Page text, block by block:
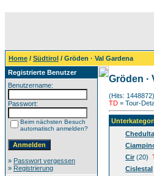
Home / Südtirol / Gröden · Val Gardena
Registrierte Benutzer
Benutzername:
Passwort:
Beim nächsten Besuch
automatisch anmelden?
» Passwort vergessen
» Registrierung
Gröden ·
(Hits: 1448872)
TD = Tour-
Cir(20)
Cislestal